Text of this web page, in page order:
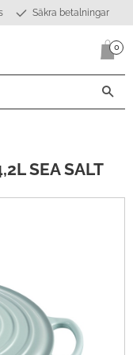
Säkra betalningar
0
SEA SALT